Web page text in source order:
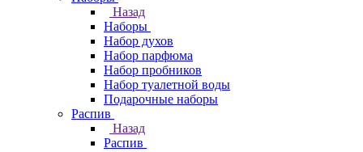
Назад
Наборы
Набор духов
Набор парфюма
Набор пробников
Набор туалетной воды
Подарочные наборы
Распив
Назад
Распив